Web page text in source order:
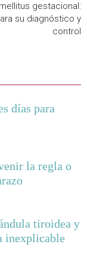
gestacional:
su diagnóstico y
control
días para
la regla o
tiroidea y
inexplicable